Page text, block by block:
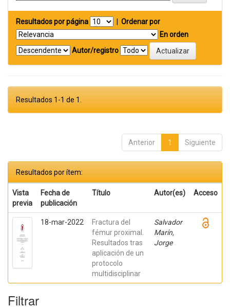
Resultados por página
Ordenar por
En orden
Autor/registro
Resultados 1-1 de 1.
Anterior 1 Siguiente
Resultados por ítem:
Vista
previa
Fecha de
publicación
Título Autor(es) Acceso
18-mar-2022
Fractura del
fémur proximal.
Resultados tras
aplicación de un
protocolo
multidisciplinar
Salvador
Marín,
Jorge
Filtrar